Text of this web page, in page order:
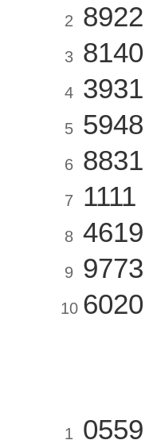
2 8922
3 8140
4 3931
5 5948
6 8831
7 1111
8 4619
9 9773
10 6020
1 0559